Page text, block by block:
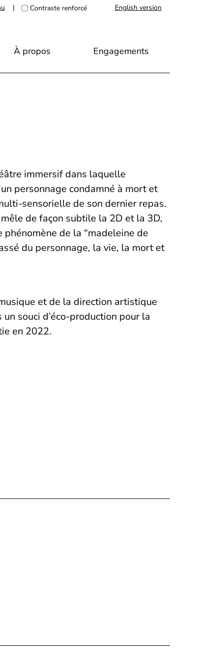
| Contraste renforcé English version
À propos Engagements
immersif dans laquelle
personnage condamné à mort et
sensorielle de son dernier repas.
de façon subtile la 2D et la 3D,
de la “madeleine de
du personnage, la vie, la mort et
et de la direction artistique
souci d’éco-production pour la
en 2022.